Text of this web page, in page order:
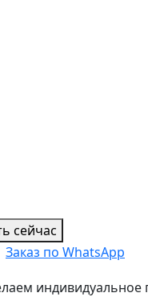
сейчас
Заказ по WhatsApp
индивидуальное